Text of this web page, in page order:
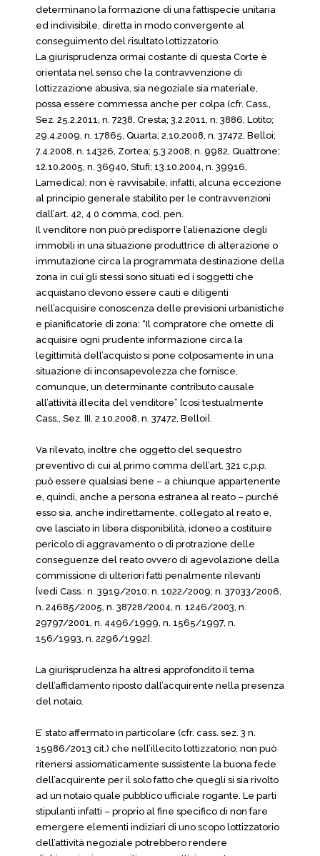
determinano la formazione di una fattispecie unitaria
ed indivisibile, diretta in modo convergente al
conseguimento del risultato lottizzatorio.
La giurisprudenza ormai costante di questa Corte è
orientata nel senso che la contravvenzione di
lottizzazione abusiva, sia negoziale sia materiale,
possa essere commessa anche per colpa (cfr. Cass.,
Sez. 25.2.2011, n. 7238, Cresta; 3.2.2011, n. 3886, Lotito;
29.4.2009, n. 17865, Quarta; 2.10.2008, n. 37472, Belloi;
7.4.2008, n. 14326, Zortea; 5.3.2008, n. 9982, Quattrone;
12.10.2005, n. 36940, Stufi; 13.10.2004, n. 39916,
Lamedica): non è ravvisabile, infatti, alcuna eccezione
al principio generale stabilito per le contravvenzioni
dall’art. 42, 4 0 comma, cod. pen.
Il venditore non può predisporre l’alienazione degli
immobili in una situazione produttrice di alterazione o
immutazione circa la programmata destinazione della
zona in cui gli stessi sono situati ed i soggetti che
acquistano devono essere cauti e diligenti
nell’acquisire conoscenza delle previsioni urbanistiche
e pianificatorie di zona: “Il compratore che omette di
acquisire ogni prudente informazione circa la
legittimità dell’acquisto si pone colposamente in una
situazione di inconsapevolezza che fornisce,
comunque, un determinante contributo causale
all’attività illecita del venditore” [così testualmente
Cass., Sez. III, 2.10.2008, n. 37472, Belloi].
Va rilevato, inoltre che oggetto del sequestro
preventivo di cui al primo comma dell’art. 321 c.p.p.
può essere qualsiasi bene – a chiunque appartenente
e, quindi, anche a persona estranea al reato – purché
esso sia, anche indirettamente, collegato al reato e,
ove lasciato in libera disponibilità, idoneo a costituire
pericolo di aggravamento o di protrazione delle
conseguenze del reato ovvero di agevolazione della
commissione di ulteriori fatti penalmente rilevanti
[vedi Cass.: n. 3919/2010; n. 1022/2009; n. 37033/2006,
n. 24685/2005, n. 38728/2004, n. 1246/2003, n.
29797/2001, n. 4496/1999, n. 1565/1997, n.
156/1993, n. 2296/1992].
La giurisprudenza ha altresì approfondito il tema
dell’affidamento riposto dall’acquirente nella presenza
del notaio.
E’ stato affermato in particolare (cfr. cass. sez. 3 n.
15986/2013 cit.) che nell’illecito lottizzatorio, non può
ritenersi assiomaticamente sussistente la buona fede
dell’acquirente per il solo fatto che quegli si sia rivolto
ad un notaio quale pubblico ufficiale rogante. Le parti
stipulanti infatti – proprio al fine specifico di non fare
emergere elementi indiziari di uno scopo lottizzatorio
dell’attività negoziale ­potrebbero rendere